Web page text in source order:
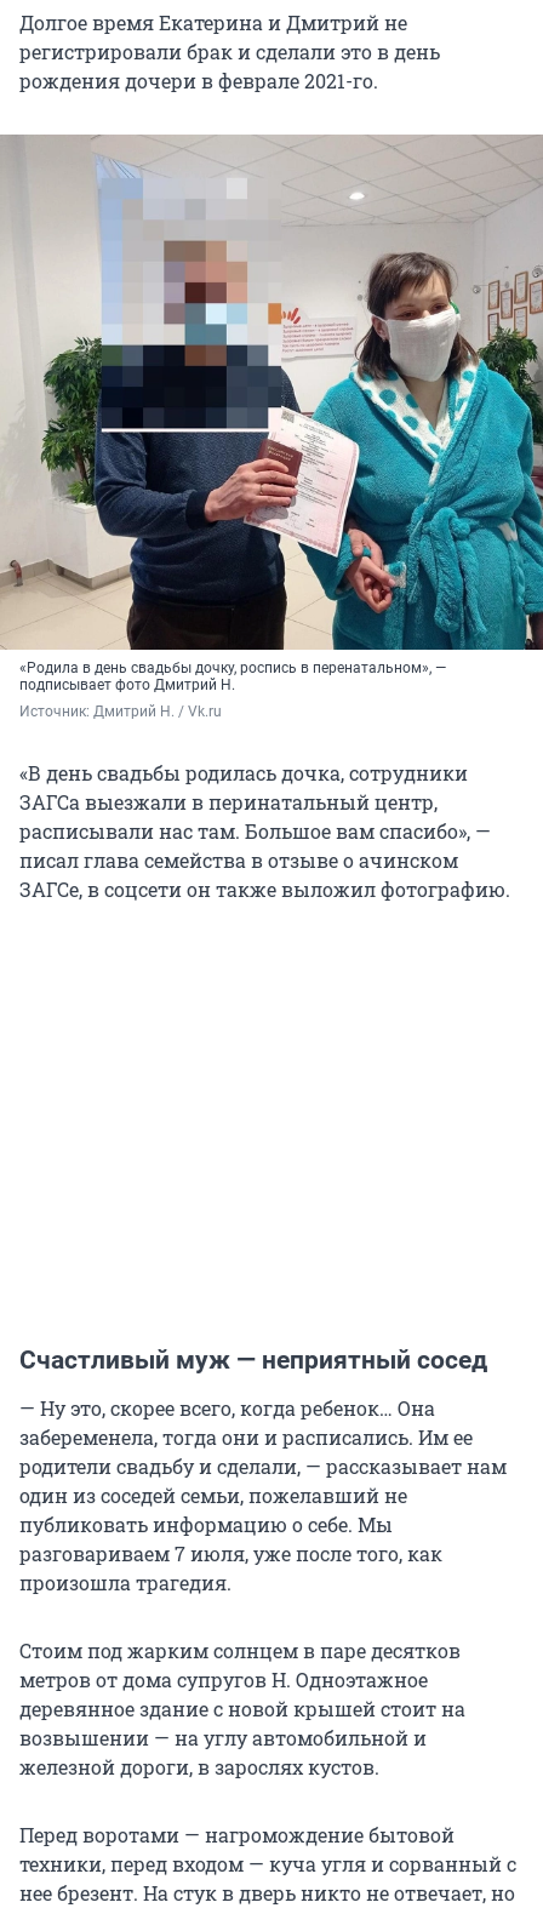
Долгое время Екатерина и Дмитрий не
регистрировали брак и сделали это в день
рождения дочери в феврале 2021-го.
«Родила в день свадьбы дочку, роспись в перенатальном», —
подписывает фото Дмитрий Н.
Источник: Дмитрий Н. / Vk.ru
«В день свадьбы родилась дочка, сотрудники
ЗАГСа выезжали в перинатальный центр,
расписывали нас там. Большое вам спасибо», —
писал глава семейства в отзыве о ачинском
ЗАГСе, в соцсети он также выложил фотографию.
Счастливый муж — неприятный сосед
— Ну это, скорее всего, когда ребенок… Она
забеременела, тогда они и расписались. Им ее
родители свадьбу и сделали, — рассказывает нам
один из соседей семьи, пожелавший не
публиковать информацию о себе. Мы
разговариваем 7 июля, уже после того, как
произошла трагедия.
Стоим под жарким солнцем в паре десятков
метров от дома супругов Н. Одноэтажное
деревянное здание с новой крышей стоит на
возвышении — на углу автомобильной и
железной дороги, в зарослях кустов.
Перед воротами — нагромождение бытовой
техники, перед входом — куча угля и сорванный с
нее брезент. На стук в дверь никто не отвечает, но